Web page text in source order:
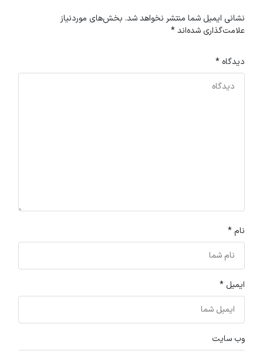
نشانی ایمیل شما منتشر نخواهد شد. بخش‌های موردنیاز
علامت‌گذاری شده‌اند*
دیدگاه *
نام*
ایمیل *
وب‌ سایت